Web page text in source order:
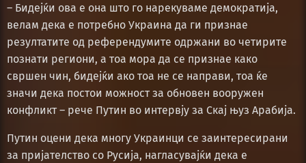
– Бидејќи ова е она што го нарекуваме демократија,
велам дека е потребно Украина да ги признае
резултатите од референдумите одржани во четирите
познати региони, а тоа мора да се признае како
свршен чин, бидејќи ако тоа не се направи, тоа ќе
значи дека постои можност за обновен вооружен
конфликт – рече Путин во интервју за Скај њуз Арабија.
Путин оцени дека многу Украинци се заинтересирани
за пријателство со Русија, нагласувајќи дека е